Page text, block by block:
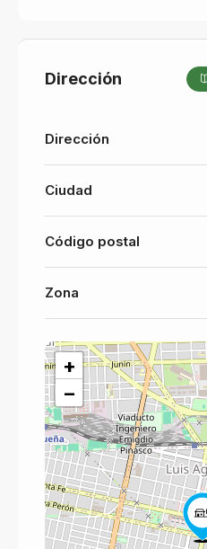
Dirección
Dirección
Ciudad
Código postal
Zona
+
−